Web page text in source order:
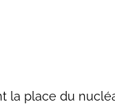
la place du